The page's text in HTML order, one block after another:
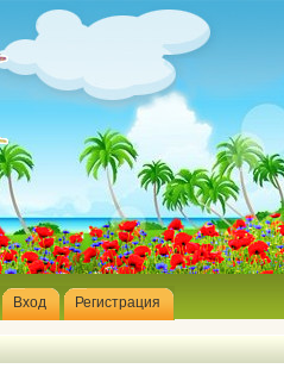
Вход Регистрация